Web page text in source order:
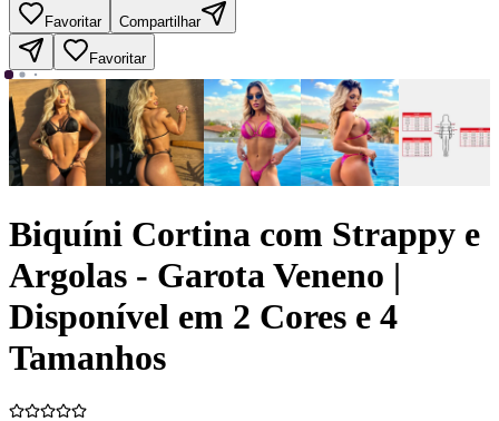
Favoritar Compartilhar
Favoritar
Biquíni Cortina com Strappy e
Argolas - Garota Veneno |
Disponível em 2 Cores e 4
Tamanhos